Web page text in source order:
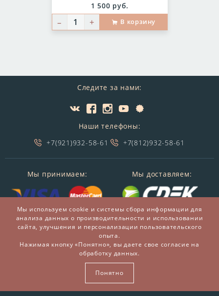
Цена:
1 500 руб.
– + В корзину
Следите за нами:
Наши телефоны:
+7(921)932-58-61
+7(812)932-58-61
Мы принимаем: Мы доставляем:
© 2014-2026 БронзаМания -Интернет-магазин
подарков и сувениров из бронзы
ВСЕ ПРАВА ЗАЩИЩЕНЫ BRONZAMANIA.RU®
Мы используем cookie и системы сбора информации для
анализа данных о производительности и использовании
сайта, улучшения и персонализации пользовательского
опыта.
Нажимая кнопку «Понятно», вы даете свое согласие на
обработку данных.
Понятно